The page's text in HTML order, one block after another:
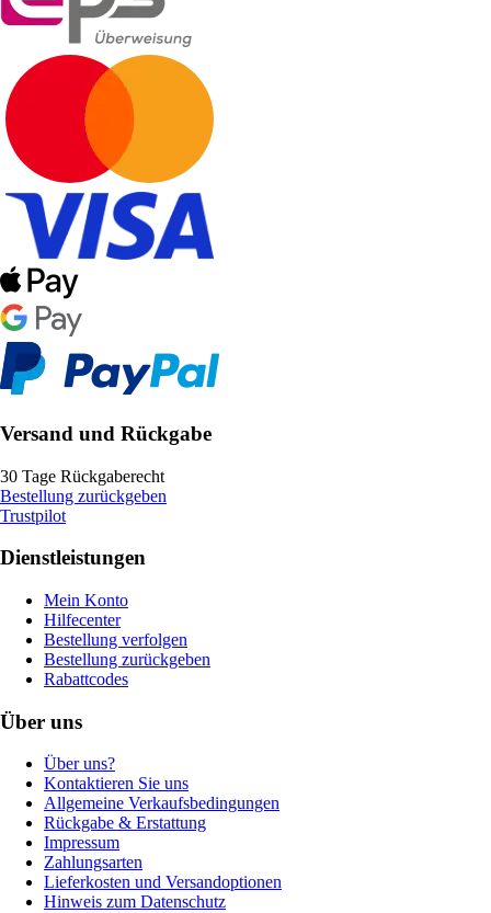
Versand und Rückgabe
30 Tage Rückgaberecht
Bestellung zurückgeben
Trustpilot
Dienstleistungen
Mein Konto
Hilfecenter
Bestellung verfolgen
Bestellung zurückgeben
Rabattcodes
Über uns
Über uns?
Kontaktieren Sie uns
Allgemeine Verkaufsbedingungen
Rückgabe & Erstattung
Impressum
Zahlungsarten
Lieferkosten und Versandoptionen
Hinweis zum Datenschutz